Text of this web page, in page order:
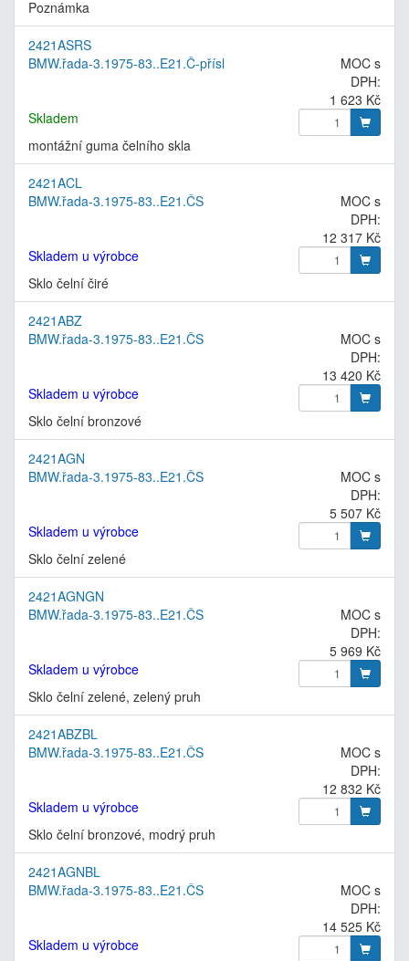
Poznámka
2421ASRS
BMW.řada-3.1975-83..E21.Č-přísl
MOC s
DPH:
1 623 Kč
Skladem
montážní guma čelního skla
2421ACL
BMW.řada-3.1975-83..E21.ČS
MOC s
DPH:
12 317 Kč
Skladem u výrobce
Sklo čelní čiré
2421ABZ
BMW.řada-3.1975-83..E21.ČS
MOC s
DPH:
13 420 Kč
Skladem u výrobce
Sklo čelní bronzové
2421AGN
BMW.řada-3.1975-83..E21.ČS
MOC s
DPH:
5 507 Kč
Skladem u výrobce
Sklo čelní zelené
2421AGNGN
BMW.řada-3.1975-83..E21.ČS
MOC s
DPH:
5 969 Kč
Skladem u výrobce
Sklo čelní zelené, zelený pruh
2421ABZBL
BMW.řada-3.1975-83..E21.ČS
MOC s
DPH:
12 832 Kč
Skladem u výrobce
Sklo čelní bronzové, modrý pruh
2421AGNBL
BMW.řada-3.1975-83..E21.ČS
MOC s
DPH:
14 525 Kč
Skladem u výrobce